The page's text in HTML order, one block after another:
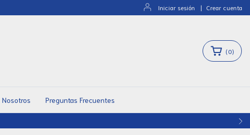
Iniciar sesión | Crear cuenta
(0)
Nosotros Preguntas Frecuentes